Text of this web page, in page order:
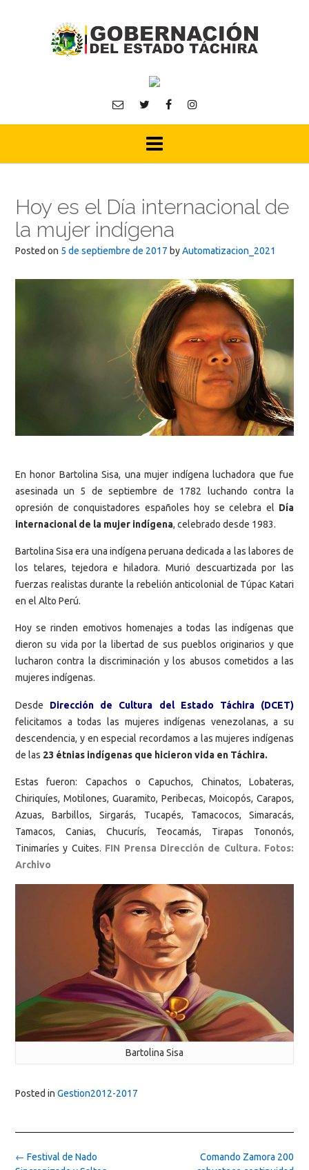
Hoy es el Día internacional de
la mujer indígena
Posted on 5 de septiembre de 2017 byAutomatizacion_2021
En honor Bartolina Sisa, una mujer indígena luchadora que fue
asesinada un 5 de septiembre de 1782 luchando contra la
opresión de conquistadores españoles hoy se celebra el Día
internacional de la mujer indígena, celebrado desde 1983.
Bartolina Sisa era una indígena peruana dedicada a las labores de
los telares, tejedora e hiladora. Murió descuartizada por las
fuerzas realistas durante la rebelión anticolonial de Túpac Katari
en el Alto Perú.
Hoy se rinden emotivos homenajes a todas las indígenas que
dieron su vida por la libertad de sus pueblos originarios y que
lucharon contra la discriminación y los abusos cometidos a las
mujeres indígenas.
Desde Dirección de Cultura del Estado Táchira (DCET)
felicitamos a todas las mujeres indígenas venezolanas, a su
descendencia, y en especial recordamos a las mujeres indígenas
de las 23 étnias indígenas que hicieron vida en Táchira.
Estas fueron: Capachos o Capuchos, Chinatos, Lobateras,
Chiriquíes, Motilones, Guaramito, Peribecas, Moicopós, Carapos,
Azuas, Barbillos, Sirgarás, Tucapés, Tamacocos, Simaracás,
Tamacos, Canias, Chucurís, Teocamás, Tirapas Tononós,
Tinimaríes y Cuites. FIN Prensa Dirección de Cultura. Fotos:
Archivo
Bartolina Sisa
Posted in Gestion2012-2017
Post
Comando Zamora 200
← Festival de Nado